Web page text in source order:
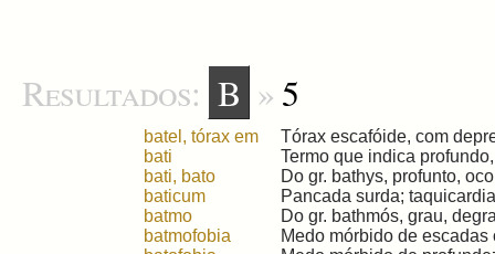
Resultados: B » 5
batel, tórax em
Tórax escafóide, com
bati
Termo que indica
bati, bato
Do gr. bathys, profunto,
baticum
Pancada surda;
batmo
Do gr. bathmós, grau,
batmofobia
Medo mórbido de escadas